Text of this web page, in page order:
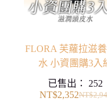
FLORA 芙蘿拉滋
水 小資團購3入
已售出： 252
NT$
NT$2,352